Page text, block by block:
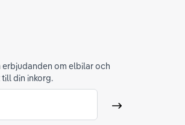
erbjudanden om elbilar och
din inkorg.
Skicka